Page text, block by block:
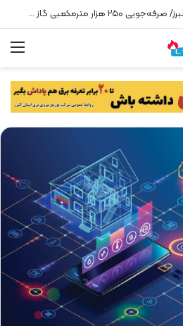
بهسازی ۸۵ موتورخانه در البرز/ صرفه‌جویی ۲۵۰ هزار مترمکعبی گاز در سه ماه